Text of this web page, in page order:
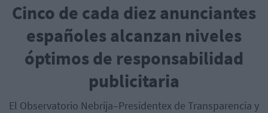
Cinco de cada diez anunciantes
españoles alcanzan niveles
óptimos de responsabilidad
publicitaria
El Observatorio Nebrija–Presidentex de Transparencia y